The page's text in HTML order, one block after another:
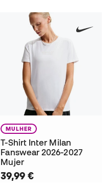
MULHER
T-Shirt Inter Milan
Fanswear 2026-2027
Mujer
39,99 €